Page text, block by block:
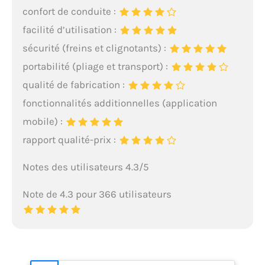
confort de conduite :
facilité d’utilisation :
sécurité (freins et clignotants) :
portabilité (pliage et transport) :
qualité de fabrication :
fonctionnalités additionnelles (application
mobile) :
rapport qualité-prix :
Notes des utilisateurs 4.3/5
Note de 4.3 pour 366 utilisateurs